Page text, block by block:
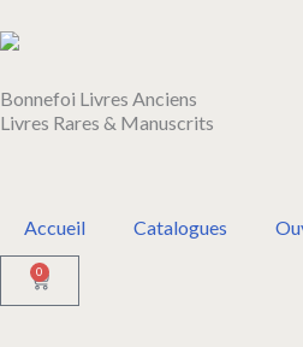
au
Bonnefoi Livres Anciens
Livres Rares & Manuscrits
Accueil Catalogues
0
Panier